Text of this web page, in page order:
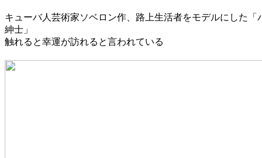
キューバ人芸術家ソベロン作、路上生活者をモデルにした「
紳士」
触れると幸運が訪れると言われている